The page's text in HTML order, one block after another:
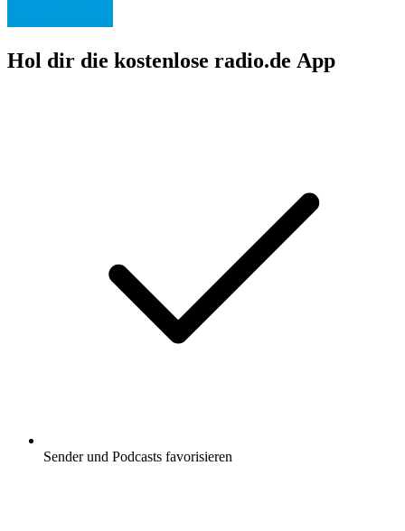
Hol dir die kostenlose radio.de App
Sender und Podcasts favorisieren